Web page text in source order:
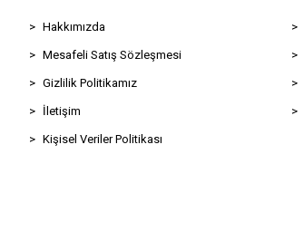
Hakkımızda
Mesafeli Satış Sözleşmesi
Gizlilik Politikamız
İletişim
Kişisel Veriler Politikası